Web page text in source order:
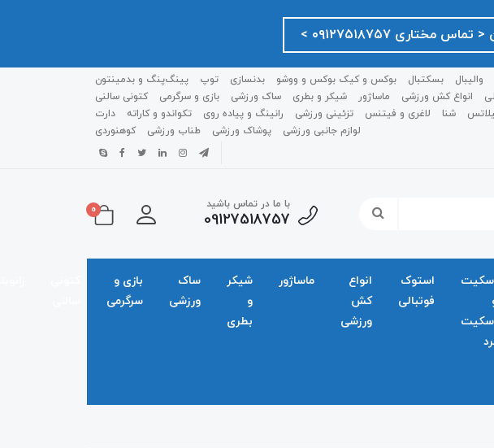
۰۹۱۲۷۵۱۸۷۵۷ >
والیبال بسکتبال بوکس و کیک بوکس و ووشو بدنسازی توپ
پینگ‌پنگ و بدمينتون
انواع کش ورزشی ماساژور شیکر و بطری ساک ورزشی بازی و سرگرمی
کتونی سالنی
شنا لاغری و فیتنس تزئینی ورزشی رانینگ و پیاده روی تکواندو و کاراته
دارت
لوازم جانبی ورزشی
پوشاک ورزشی طناب ورزشی کوهنوردی
با ما در تماس باشید
09127518757
0
استوک
فوتبالی
انواع
کش
ورزشی
ماساژور
شیکر
و
بطری
ساک
ورزشی
بازی و
سرگرمی